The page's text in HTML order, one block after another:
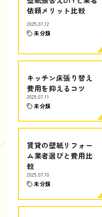
依頼メリット比較
2025.07.12
未分類
キッチン床張り替え
費用を抑えるコツ
2025.07.11
未分類
賃貸の壁紙リフォー
ム業者選びと費用比
較
2025.07.10
未分類